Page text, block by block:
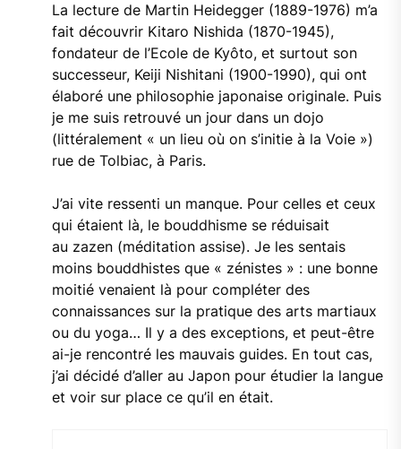
La lecture de Martin Heidegger (1889-1976) m’a
fait découvrir Kitaro Nishida (1870-1945),
fondateur de l’Ecole de Kyôto, et surtout son
successeur, Keiji Nishitani (1900-1990), qui ont
élaboré une philosophie japonaise originale. Puis
je me suis retrouvé un jour dans un dojo
(littéralement « un lieu où on s’initie à la Voie »)
rue de Tolbiac, à Paris.
J’ai vite ressenti un manque. Pour celles et ceux
qui étaient là, le bouddhisme se réduisait
au zazen (méditation assise). Je les sentais
moins bouddhistes que « zénistes » : une bonne
moitié venaient là pour compléter des
connaissances sur la pratique des arts martiaux
ou du yoga… Il y a des exceptions, et peut-être
ai-je rencontré les mauvais guides. En tout cas,
j’ai décidé d’aller au Japon pour étudier la langue
et voir sur place ce qu’il en était.